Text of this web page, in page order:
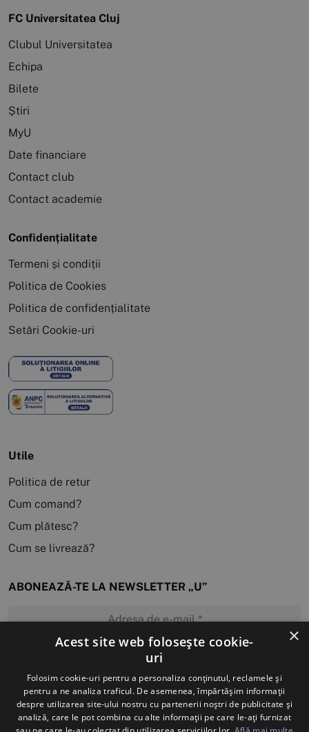
FC Universitatea Cluj
Clubul Universitatea
Echipa
Bilete
Știri
MyU
Date financiare
Contact club
Contact academie
Confidențialitate
Termeni și condiții
Politica de Cookies
Politica de confidențialitate
Setări Cookie-uri
Utile
Politica de retur
Cum comand?
Cum plătesc?
Cum se livrează?
ABONEAZĂ-TE LA NEWSLETTER „U”
MĂ ABONEZ
×
Acest site web folosește cookie-
uri
Folosim cookie-uri pentru a personaliza conținutul, reclamele și
pentru a ne analiza traficul. De asemenea, împărtășim informații
despre utilizarea site-ului nostru cu partenerii noștri de publicitate și
analiză, care le pot combina cu alte informații pe care le-ați furnizat